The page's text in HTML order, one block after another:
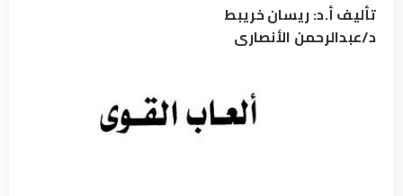
تأليف أ.د: ريسان خريبط
د/عبدالرحمن الأنصارى